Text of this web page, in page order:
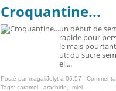
Croquantine...
un début de
rapide pour
le mais
ut: du sucre
el,...
Posté par magaliJolyt à 06:57 -
Tags: caramel arachide miel